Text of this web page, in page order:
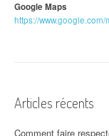
Google Maps
https://
Articles récents
Comment faire